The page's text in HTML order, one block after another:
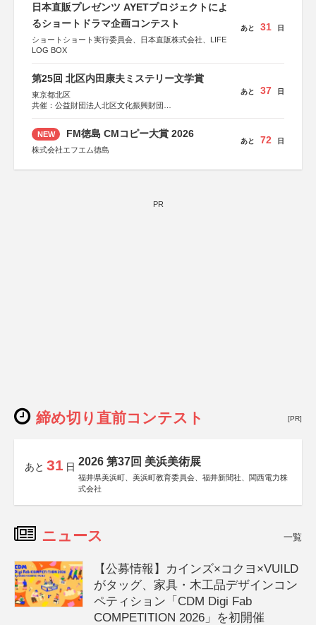
日本直販プレゼンツ AYETプロジェクトによ
るショートドラマ企画コンテスト
ショートショート実行委員会、日本直販株式会社、LIFE
LOG BOX
あと 31 日
第25回 北区内田康夫ミステリー文学賞
東京都北区
共催：公益財団法人北区文化振興財団
協賛：株式会社実業之日本社
あと 37 日
NEW FM徳島 CMコピー大賞 2026
株式会社エフエム徳島
あと 72 日
PR
締め切り直前コンテスト [PR]
あと 31 日 2026 第37回 美浜美術展
福井県美浜町、美浜町教育委員会、福井新聞社、関西電力株
式会社
ニュース 一覧
【公募情報】カインズ×コクヨ×VUILD
がタッグ、家具・木工品デザインコン
ペティション「CDM Digi Fab
COMPETITION 2026」を初開催